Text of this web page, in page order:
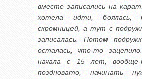
вместе записались на
хотела идти, боялась,
скромницей, а тут с
записалась. Потом
осталась, что-то
начала с 15 лет,
поздновато, начинать